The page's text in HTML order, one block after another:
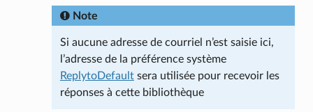
Note
Si aucune adresse de courriel n’est saisie ici,
l’adresse de la préférence système
ReplytoDefaultsera utilisée pour recevoir les
réponses à cette bibliothèque